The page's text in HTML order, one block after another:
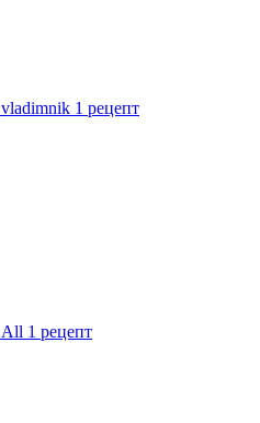
vladimnik 1 рецепт
All 1 рецепт